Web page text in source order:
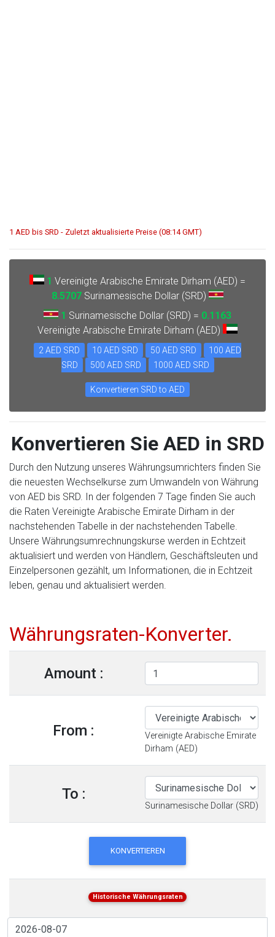
1 AED bis SRD - Zuletzt aktualisierte Preise (08:14 GMT)
1 Vereinigte Arabische Emirate Dirham (AED) =
8.5707 Surinamesische Dollar (SRD)
1 Surinamesische Dollar (SRD) = 0.1163
Vereinigte Arabische Emirate Dirham (AED)
2 AED SRD 10 AED SRD 50 AED SRD
100 AED
SRD
500 AED SRD 1000 AED SRD
Konvertieren SRD to AED
Konvertieren Sie AED in SRD
Durch den Nutzung unseres Währungsumrichters finden Sie
die neuesten Wechselkurse zum Umwandeln von Währung
von AED bis SRD. In der folgenden 7 Tage finden Sie auch
die Raten Vereinigte Arabische Emirate Dirham in der
nachstehenden Tabelle in der nachstehenden Tabelle.
Unsere Währungsumrechnungskurse werden in Echtzeit
aktualisiert und werden von Händlern, Geschäftsleuten und
Einzelpersonen gezählt, um Informationen, die in Echtzeit
leben, genau und aktualisiert werden.
Währungsraten-Konverter.
Amount :
From :
Vereinigte Arabische Emirate
Dirham (AED)
To :
Surinamesische Dollar (SRD)
KONVERTIEREN
Historische Währungsraten